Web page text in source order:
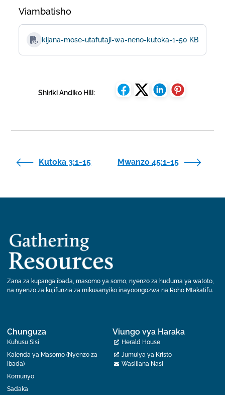
Viambatisho
kijana-mose-utafutaji-wa-neno-kutoka-1-8-hadi-2-10
50 KB
Shiriki Andiko Hili:
Kutoka 3:1-15 Mwanzo 45:1-15
Zana za kupanga ibada, masomo ya somo, nyenzo za huduma ya watoto,
na nyenzo za kujifunzia za mikusanyiko inayoongozwa na Roho Mtakatifu.
Chunguza
Kuhusu Sisi
Kalenda ya Masomo (Nyenzo za
Ibada)
Komunyo
Sadaka
Viungo vya Haraka
Herald House
Jumuiya ya Kristo
Wasiliana Nasi